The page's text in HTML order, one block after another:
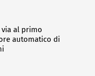
al primo
automatico di